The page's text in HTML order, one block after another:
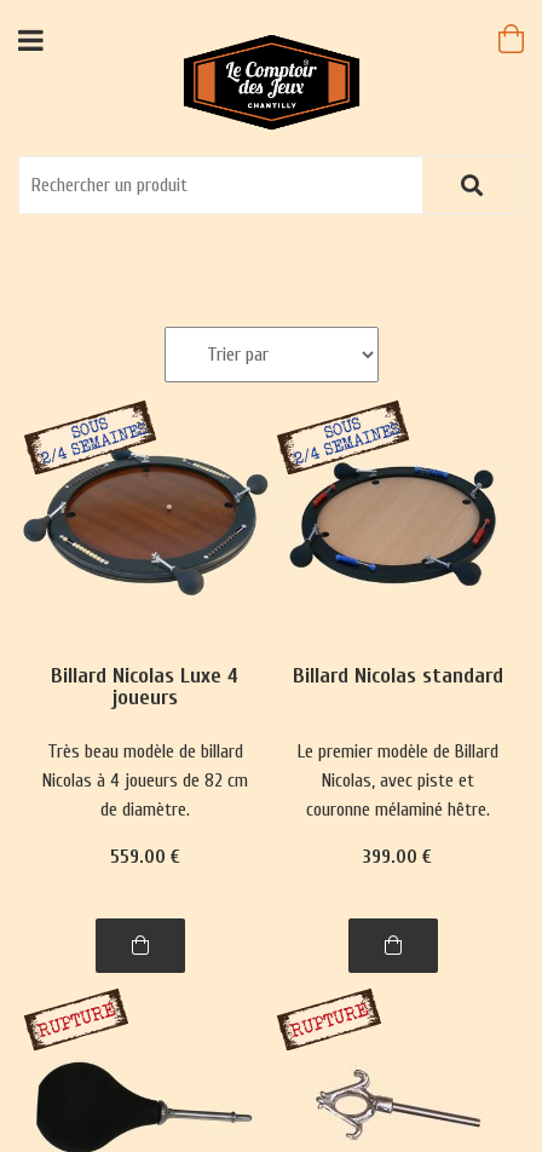
Billard Nicolas Luxe 4
joueurs
Très beau modèle de billard
Nicolas à 4 joueurs de 82 cm
de diamètre.
559.00 €
Billard Nicolas standard
Le premier modèle de Billard
Nicolas, avec piste et
couronne mélaminé hêtre.
diamètre extérieur 82 cm.
accessoires.
399.00 €